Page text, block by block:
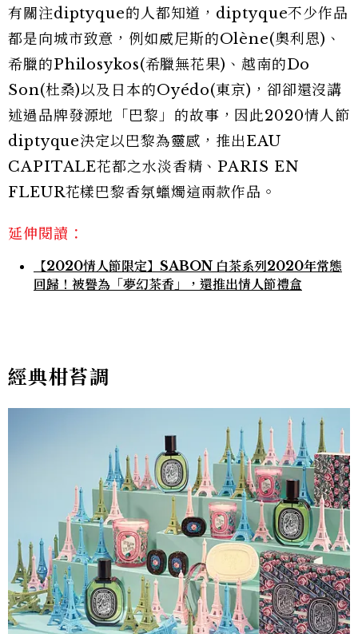
有關注diptyque的人都知道，diptyque不少作品
都是向城市致意，例如威尼斯的Olène(奧利恩)、
希臘的Philosykos(希臘無花果)、越南的Do
Son(杜桑)以及日本的Oyédo(東京)，卻卻還沒講
述過品牌發源地「巴黎」的故事，因此2020情人節
diptyque決定以巴黎為靈感，推出EAU
CAPITALE花都之水淡香精、PARIS EN
FLEUR花樣巴黎香氛蠟燭這兩款作品。
延伸閱讀：
【2020情人節限定】SABON 白茶系列2020年常態
回歸！被譽為「夢幻茶香」，還推出情人節禮盒
經典柑苔調